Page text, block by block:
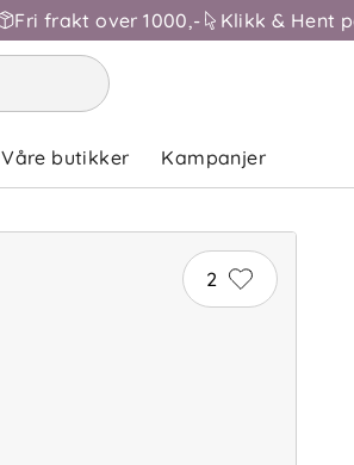
Fri frakt over 1000,- Klikk & Hent
Våre butikker Kampanjer
2